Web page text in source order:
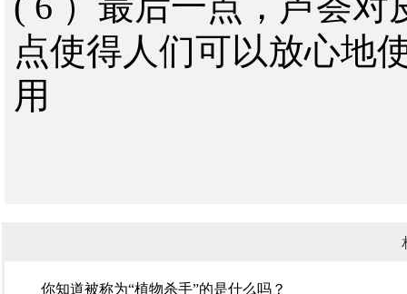
点使得人们可以放心地
用
你知道被称为“植物杀手”的是什么吗？